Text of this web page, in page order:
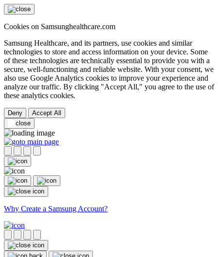
Cookies on Samsunghealthcare.com
Samsung Healthcare, and its partners, use cookies and similar
technologies to store and access information on your device. Some
of these technologies are technically essential to provide you with a
secure, well-functioning and reliable website. With your consent, we
also use Google Analytics cookies to improve your experience and
analyze our traffic. By clicking "Accept All," you agree to the use of
these analytics cookies.
Deny Accept All
Why Create a Samsung Account?